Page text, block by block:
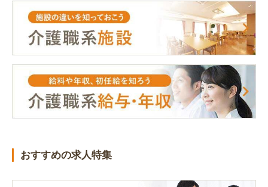
おすすめの求人特集